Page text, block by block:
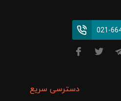
021-
دسترسی سریع